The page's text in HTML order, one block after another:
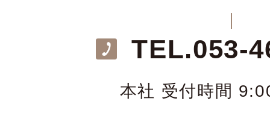
TEL.053-
本社 受付時間